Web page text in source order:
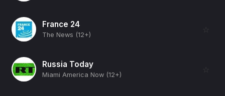
France 24
The News (12+)
☆
Russia Today
Miami America Now (12+)
☆